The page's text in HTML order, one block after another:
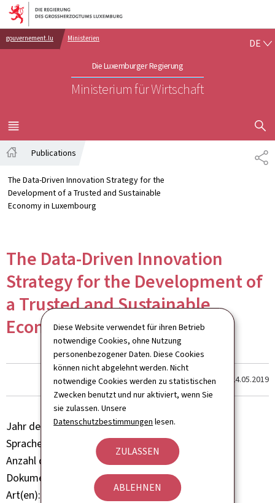
Diese Website verwendet für ihren Betrieb
notwendige Cookies, ohne Nutzung
personenbezogener Daten. Diese Cookies
können nicht abgelehnt werden. Nicht
notwendige Cookies werden zu statistischen
Zwecken benutzt und nur aktiviert, wenn Sie
sie zulassen. Unsere
Datenschutzbestimmungen lesen.
ZULASSEN
ABLEHNEN
Zur Hauptnavigation
Zum Inhalt
gouvernement.lu Ministerien
Die Luxemburger Regierung
Ministerium für Wirtschaft
DE
MENÜ
HAUPT-
Publications
The Data-Driven Innovation Strategy for the
Development of a Trusted and Sustainable
Economy in Luxembourg
The Data-Driven Innovation
Strategy for the Development of
a Trusted and Sustainable
Economy in Luxembourg
Dernière modification le 24.05.2019
Jahr der Veröffentlichung 2019
Sprache(n)
Englisch
Anzahl der Seiten
48 seite(n)
Dokumentformat
Pdf
Art(en)
Rapport Etude Analyse